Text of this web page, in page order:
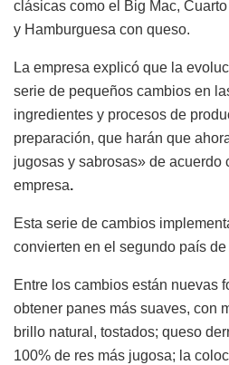
clásicas como el Big Mac,
y Hamburguesa con queso.
La empresa explicó que la
serie de pequeños cambios en
ingredientes y procesos de
preparación, que harán que
jugosas y sabrosas» de acuerdo
empresa.
Esta serie de cambios
convierten en el segundo país
Entre los cambios están nuevas
obtener panes más suaves, con
brillo natural, tostados; queso
100% de res más jugosa; la